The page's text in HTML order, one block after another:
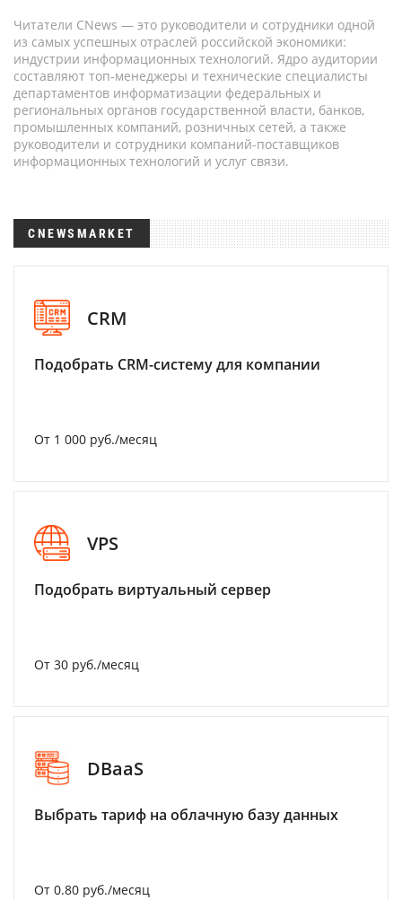
Читатели CNews — это руководители и сотрудники одной
из самых успешных отраслей российской экономики:
индустрии информационных технологий. Ядро аудитории
составляют топ-менеджеры и технические специалисты
департаментов информатизации федеральных и
региональных органов государственной власти, банков,
промышленных компаний, розничных сетей, а также
руководители и сотрудники компаний-поставщиков
информационных технологий и услуг связи.
CNEWSMARKET
CRM
Подобрать CRM-систему для компании
От 1 000 руб./месяц
VPS
Подобрать виртуальный сервер
От 30 руб./месяц
DBaaS
Выбрать тариф на облачную базу данных
От 0.80 руб./месяц